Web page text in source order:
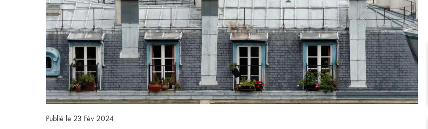
Publié le 23 Fév 2024